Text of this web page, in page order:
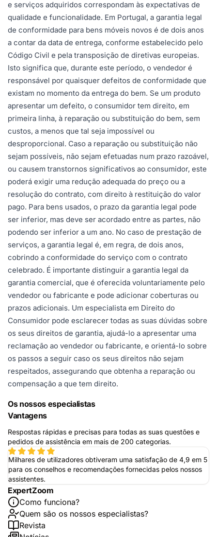
e serviços adquiridos correspondam às expectativas de
qualidade e funcionalidade. Em Portugal, a garantia legal
de conformidade para bens móveis novos é de dois anos
a contar da data de entrega, conforme estabelecido pelo
Código Civil e pela transposição de diretivas europeias.
Isto significa que, durante este período, o vendedor é
responsável por quaisquer defeitos de conformidade que
existam no momento da entrega do bem. Se um produto
apresentar um defeito, o consumidor tem direito, em
primeira linha, à reparação ou substituição do bem, sem
custos, a menos que tal seja impossível ou
desproporcional. Caso a reparação ou substituição não
sejam possíveis, não sejam efetuadas num prazo razoável,
ou causem transtornos significativos ao consumidor, este
poderá exigir uma redução adequada do preço ou a
resolução do contrato, com direito à restituição do valor
pago. Para bens usados, o prazo da garantia legal pode
ser inferior, mas deve ser acordado entre as partes, não
podendo ser inferior a um ano. No caso de prestação de
serviços, a garantia legal é, em regra, de dois anos,
cobrindo a conformidade do serviço com o contrato
celebrado. É importante distinguir a garantia legal da
garantia comercial, que é oferecida voluntariamente pelo
vendedor ou fabricante e pode adicionar coberturas ou
prazos adicionais. Um especialista em Direito do
Consumidor pode esclarecer todas as suas dúvidas sobre
os seus direitos de garantia, ajudá-lo a apresentar uma
reclamação ao vendedor ou fabricante, e orientá-lo sobre
os passos a seguir caso os seus direitos não sejam
respeitados, assegurando que obtenha a reparação ou
compensação a que tem direito.
Os nossos especialistas
Vantagens
Respostas rápidas e precisas para todas as suas questões e
pedidos de assistência em mais de 200 categorias.
Milhares de utilizadores obtiveram uma satisfação de 4,9 em 5
para os conselhos e recomendações fornecidas pelos nossos
assistentes.
ExpertZoom
Como funciona?
Quem são os nossos especialistas?
Revista